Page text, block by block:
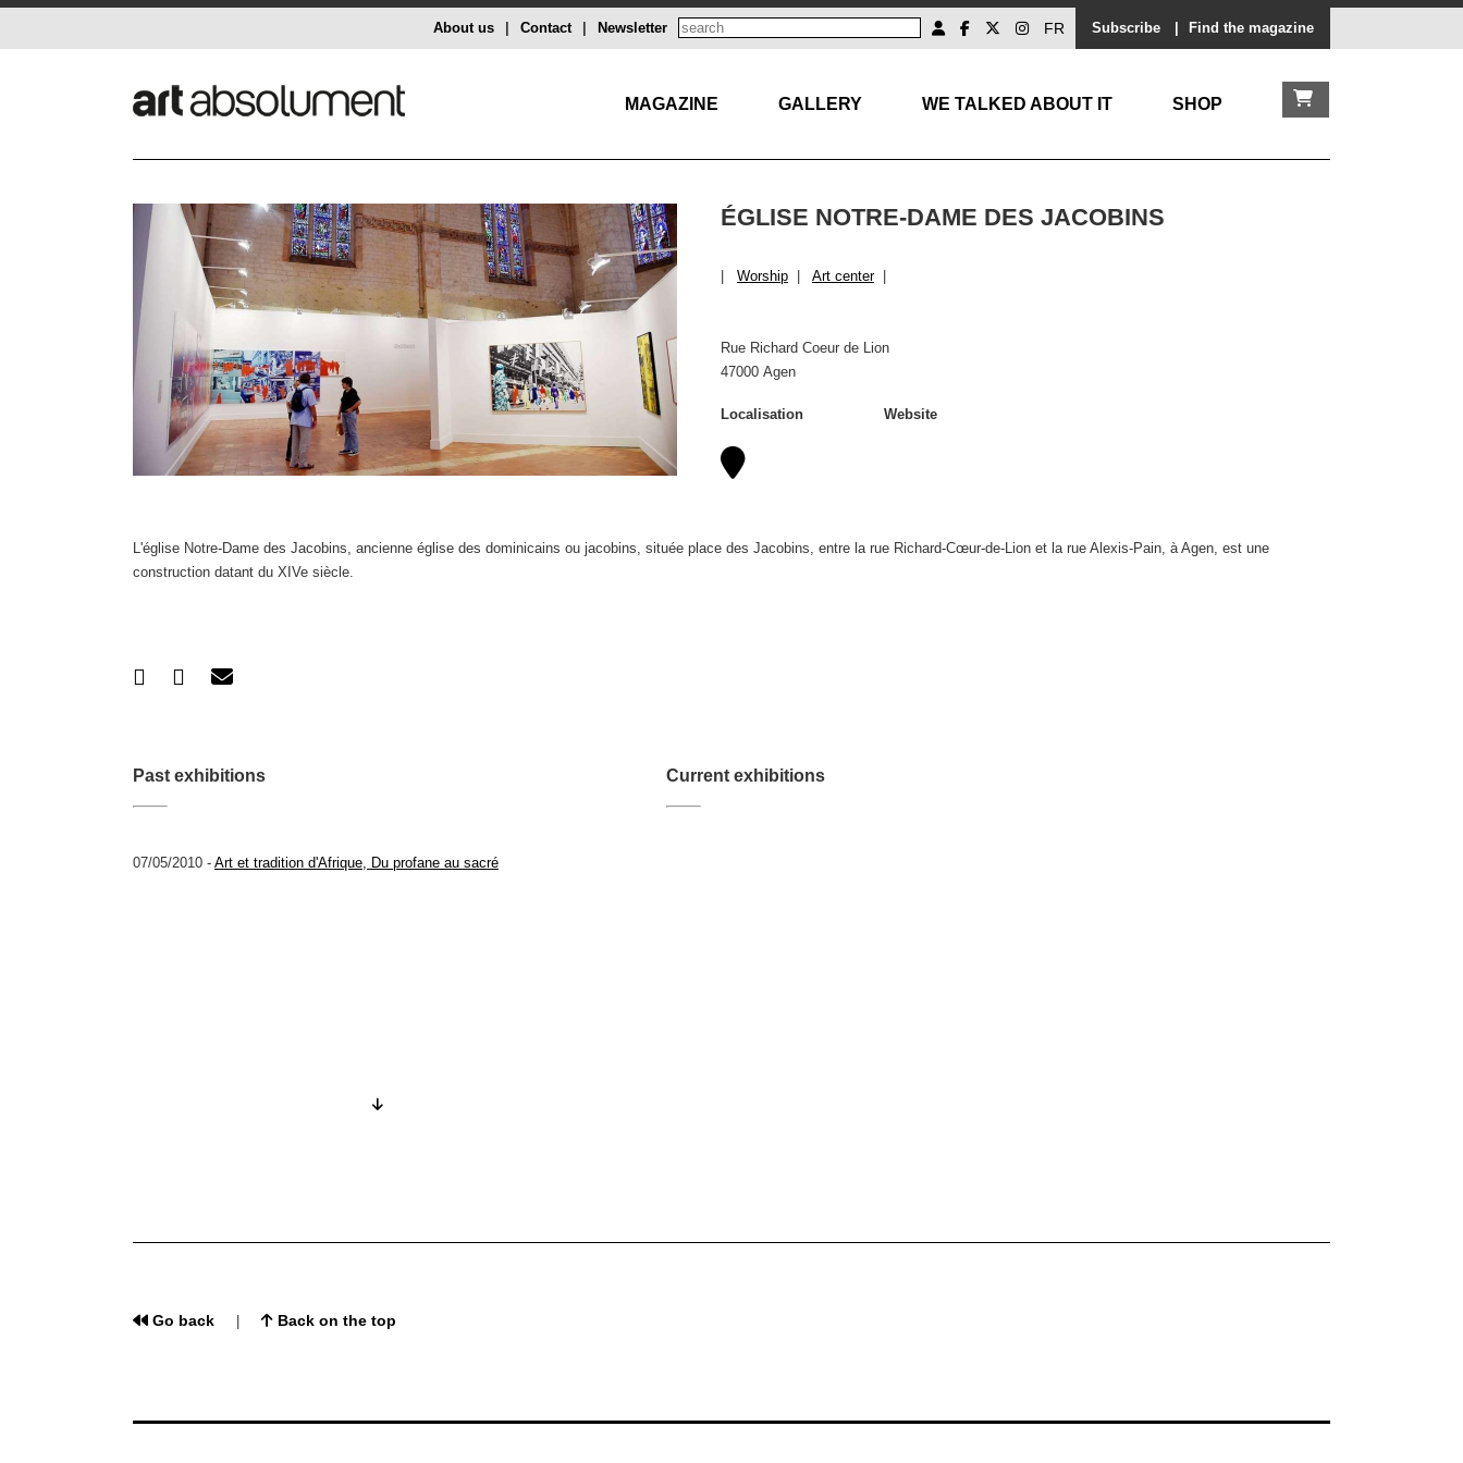
Subscribe Find the magazine
FR
Newsletter
Contact
About us
MAGAZINE GALLERY WE TALKED ABOUT IT SHOP
ÉGLISE NOTRE-DAME DES JACOBINS
Worship Art center|
Rue Richard Coeur de Lion
47000 Agen
Localisation Website
L'église Notre-Dame des Jacobins, ancienne église des dominicains ou jacobins, située place des Jacobins, entre la rue Richard-Cœur-de-Lion et la rue Alexis-Pain, à Agen, est une
construction datant du XIVe siècle.
Past exhibitions
07/05/2010 - Art et tradition d'Afrique, Du profane au sacré
Current exhibitions
Go back | Back on the top